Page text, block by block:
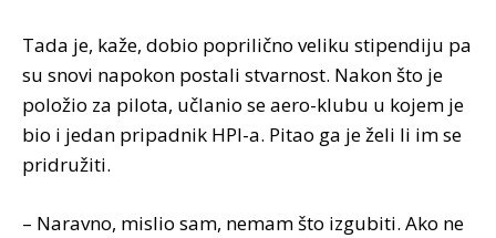
Tada je, kaže, dobio poprilično veliku stipendiju pa
su snovi napokon postali stvarnost. Nakon što je
položio za pilota, učlanio se aero-klubu u kojem je
bio i jedan pripadnik HPI-a. Pitao ga je želi li im se
pridružiti.
– Naravno, mislio sam, nemam što izgubiti. Ako ne